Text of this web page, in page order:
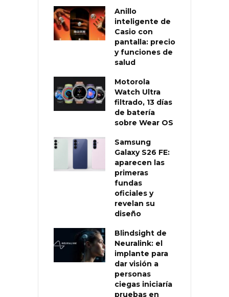
Anillo
inteligente de
Casio con
pantalla: precio
y funciones de
salud
Motorola
Watch Ultra
filtrado, 13 días
de batería
sobre Wear OS
Samsung
Galaxy S26 FE:
aparecen las
primeras
fundas
oficiales y
revelan su
diseño
Blindsight de
Neuralink: el
implante para
dar visión a
personas
ciegas iniciaría
pruebas en